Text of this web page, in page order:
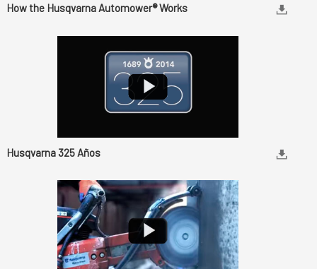
How the Husqvarna Automower® Works
Husqvarna 325 Años